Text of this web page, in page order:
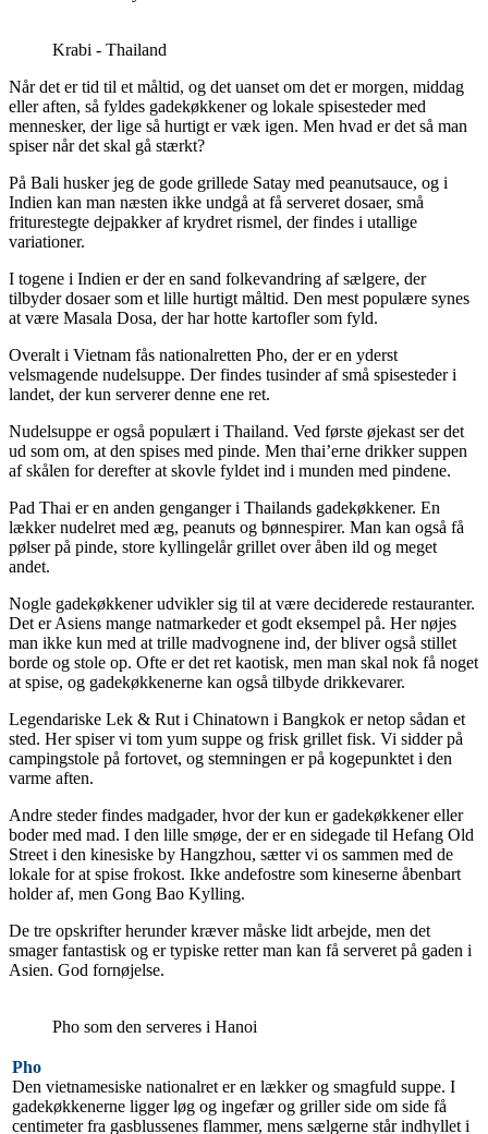
Krabi - Thailand
Når det er tid til et måltid, og det uanset om det er morgen, middag
eller aften, så fyldes gadekøkkener og lokale spisesteder med
mennesker, der lige så hurtigt er væk igen. Men hvad er det så man
spiser når det skal gå stærkt?
På Bali husker jeg de gode grillede Satay med peanutsauce, og i
Indien kan man næsten ikke undgå at få serveret dosaer, små
friturestegte dejpakker af krydret rismel, der findes i utallige
variationer.
I togene i Indien er der en sand folkevandring af sælgere, der
tilbyder dosaer som et lille hurtigt måltid. Den mest populære synes
at være Masala Dosa, der har hotte kartofler som fyld.
Overalt i Vietnam fås nationalretten Pho, der er en yderst
velsmagende nudelsuppe. Der findes tusinder af små spisesteder i
landet, der kun serverer denne ene ret.
Nudelsuppe er også populært i Thailand. Ved første øjekast ser det
ud som om, at den spises med pinde. Men thai’erne drikker suppen
af skålen for derefter at skovle fyldet ind i munden med pindene.
Pad Thai er en anden genganger i Thailands gadekøkkener. En
lækker nudelret med æg, peanuts og bønnespirer. Man kan også få
pølser på pinde, store kyllingelår grillet over åben ild og meget
andet.
Nogle gadekøkkener udvikler sig til at være deciderede restauranter.
Det er Asiens mange natmarkeder et godt eksempel på. Her nøjes
man ikke kun med at trille madvognene ind, der bliver også stillet
borde og stole op. Ofte er det ret kaotisk, men man skal nok få noget
at spise, og gadekøkkenerne kan også tilbyde drikkevarer.
Legendariske Lek & Rut i Chinatown i Bangkok er netop sådan et
sted. Her spiser vi tom yum suppe og frisk grillet fisk. Vi sidder på
campingstole på fortovet, og stemningen er på kogepunktet i den
varme aften.
Andre steder findes madgader, hvor der kun er gadekøkkener eller
boder med mad. I den lille smøge, der er en sidegade til Hefang Old
Street i den kinesiske by Hangzhou, sætter vi os sammen med de
lokale for at spise frokost. Ikke andefostre som kineserne åbenbart
holder af, men Gong Bao Kylling.
De tre opskrifter herunder kræver måske lidt arbejde, men det
smager fantastisk og er typiske retter man kan få serveret på gaden i
Asien. God fornøjelse.
Pho som den serveres i Hanoi
Pho
Den vietnamesiske nationalret er en lækker og smagfuld suppe. I
gadekøkkenerne ligger løg og ingefær og griller side om side få
centimeter fra gasblussenes flammer, mens sælgerne står indhyllet i